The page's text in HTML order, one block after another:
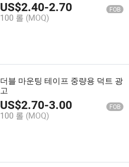
US$2.40-2.70 FOB
100 롤 (MOQ)
더블 마운팅 테이프 중량용 덕트 광
고
US$2.70-3.00 FOB
100 롤 (MOQ)